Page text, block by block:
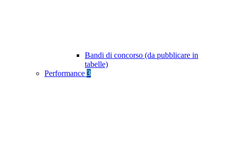
Bandi di concorso (da pubblicare in
tabelle)
Performance 3